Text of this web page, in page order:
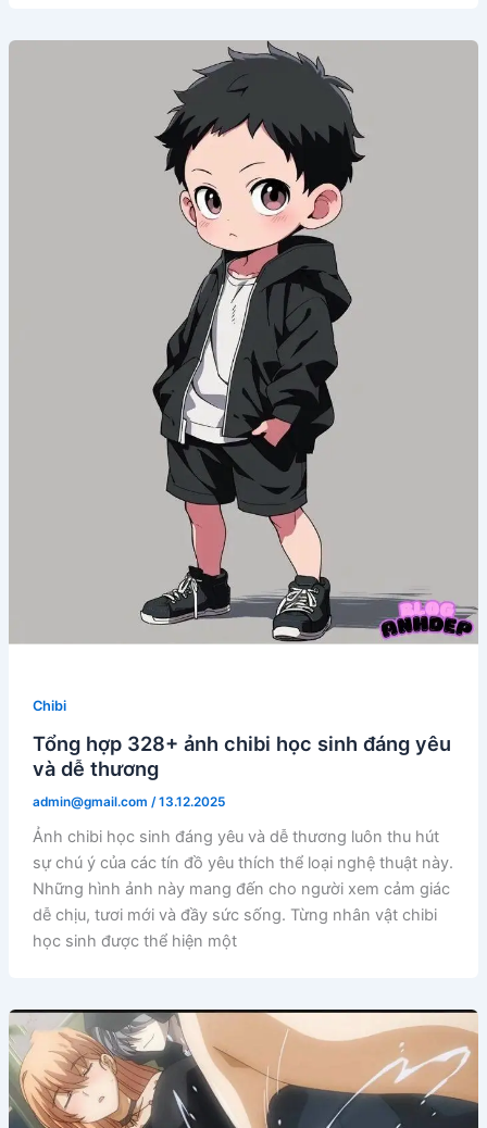
Chibi
Tổng hợp 328+ ảnh chibi học sinh đáng yêu
và dễ thương
admin@gmail.com /13.12.2025
Ảnh chibi học sinh đáng yêu và dễ thương luôn thu hút
sự chú ý của các tín đồ yêu thích thể loại nghệ thuật này.
Những hình ảnh này mang đến cho người xem cảm giác
dễ chịu, tươi mới và đầy sức sống. Từng nhân vật chibi
học sinh được thể hiện một